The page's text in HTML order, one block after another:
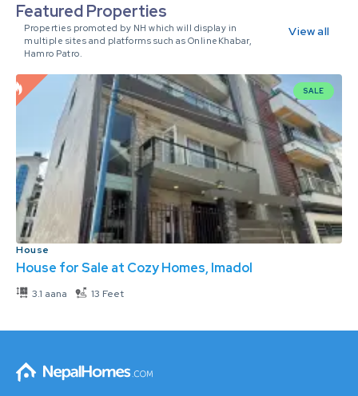
Featured Properties
Properties promoted by NH which will display in
multiple sites and platforms such as OnlineKhabar,
Hamro Patro.
View all
SALE
House
House for Sale at Cozy Homes, Imadol
3.1 aana 13 Feet